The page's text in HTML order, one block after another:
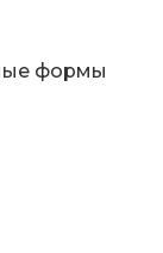
формы